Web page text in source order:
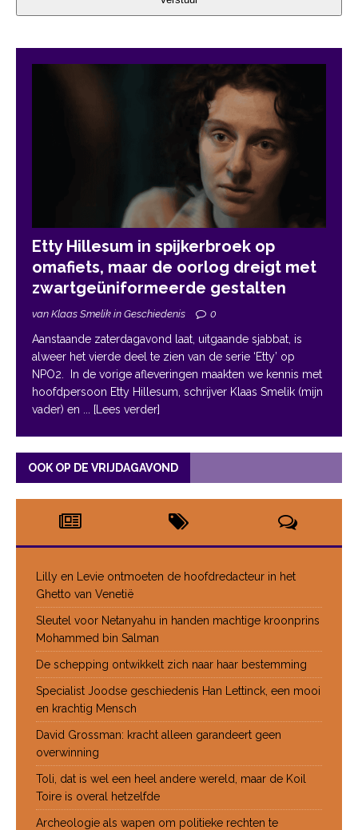
Etty Hillesum in spijkerbroek op
omafiets, maar de oorlog dreigt met
zwartgeüniformeerde gestalten
van Klaas Smelik in Geschiedenis 0
Aanstaande zaterdagavond laat, uitgaande sjabbat, is
alweer het vierde deel te zien van de serie ‘Etty’ op
NPO2. In de vorige afleveringen maakten we kennis met
hoofdpersoon Etty Hillesum, schrijver Klaas Smelik (mijn
vader) en
... [Lees verder]
OOK OP DE VRIJDAGAVOND
Lilly en Levie ontmoeten de hoofdredacteur in het
Ghetto van Venetië
Sleutel voor Netanyahu in handen machtige kroonprins
Mohammed bin Salman
De schepping ontwikkelt zich naar haar bestemming
Specialist Joodse geschiedenis Han Lettinck, een mooi
en krachtig Mensch
David Grossman: kracht alleen garandeert geen
overwinning
Toli, dat is wel een heel andere wereld, maar de Koil
Toire is overal hetzelfde
Archeologie als wapen om politieke rechten te